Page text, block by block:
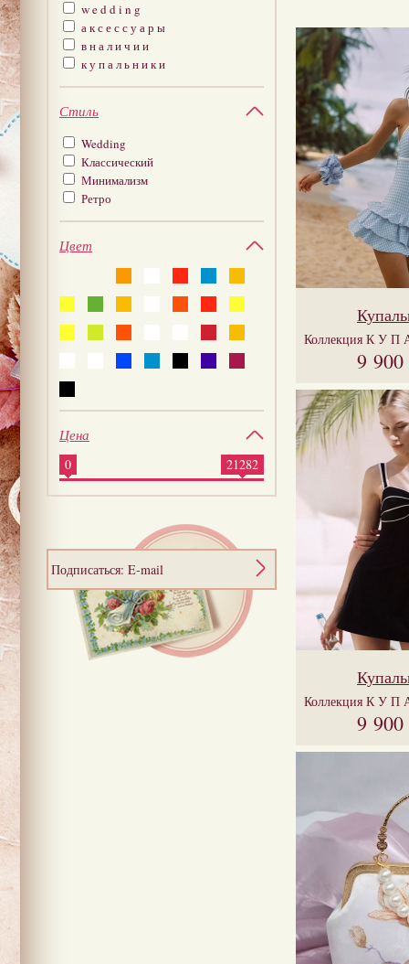
w e d d i n g
а к с е с с у а р ы
в н а л и ч и и
к у п а л ь н и к и
Стиль
Wedding
Классический
Минимализм
Ретро
Цвет
Цена
0 21282
Подписаться: E-mail
Коллекция К У П
9 900
Коллекция К У П
9 900